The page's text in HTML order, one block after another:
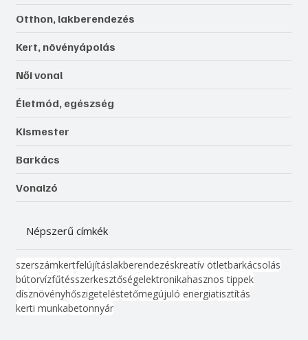
Otthon, lakberendezés
Kert, növényápolás
Női vonal
Életmód, egészség
Kismester
Barkács
Vonalzó
Népszerű címkék
szerszámkertfelújításlakberendezéskreatív ötletbarkácsolás
bútorvízfűtésszerkesztőségelektronikahasznos tippek
dísznövényhőszigeteléstetőmegújuló energiatisztítás
kerti munkabetonnyár